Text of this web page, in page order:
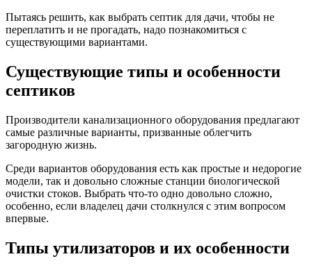
Пытаясь решить, как выбрать септик для дачи, чтобы не
переплатить и не прогадать, надо познакомиться с
существующими вариантами.
Существующие типы и особенности
септиков
Производители канализационного оборудования предлагают
самые различные варианты, призванные облегчить
загородную жизнь.
Среди вариантов оборудования есть как простые и недорогие
модели, так и довольно сложные станции биологической
очистки стоков. Выбрать что-то одно довольно сложно,
особенно, если владелец дачи столкнулся с этим вопросом
впервые.
Типы утилизаторов и их особенности